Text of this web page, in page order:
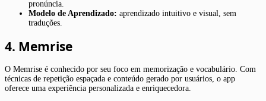
pronúncia.
Modelo de Aprendizado: aprendizado intuitivo e visual, sem
traduções.
4. Memrise
O Memrise é conhecido por seu foco em memorização e vocabulário. Com
técnicas de repetição espaçada e conteúdo gerado por usuários, o app
oferece uma experiência personalizada e enriquecedora.